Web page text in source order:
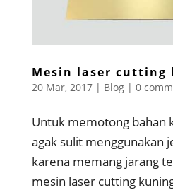
Mesin laser cutting
20 Mar, 2017| Blog| 0
Untuk memotong bahan
agak sulit menggunakan
karena memang jarang
mesin laser cutting